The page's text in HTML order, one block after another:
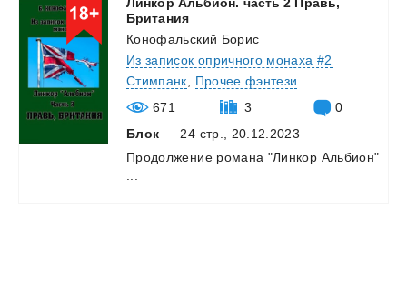
Британия
Конофальский Борис
Из записок опричного монаха #2
Стимпанк
Прочее фэнтези
671
3
0
Блок — 24 стр., 20.12.2023
Продолжение романа "Линкор Альбион"